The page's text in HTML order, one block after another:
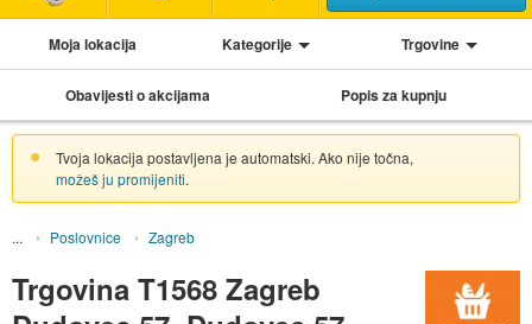
Moja lokacija Kategorije Trgovine
Obavijesti o akcijama Popis za kupnju
Tvoja lokacija postavljena je automatski. Ako nije točna,
možeš ju promijeniti.
Poslovnice Zagreb
Trgovina T1568 Zagreb